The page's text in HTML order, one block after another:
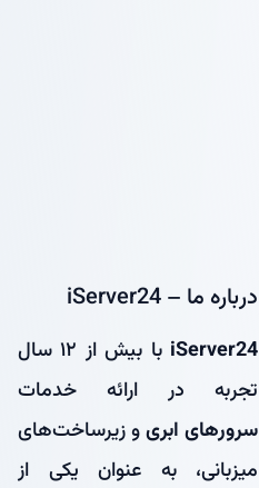
درباره ما – iServer24
iServer24
با بیش از ۱۲ سال
تجربه در ارائه خدمات
سرورهای ابریو زیرساخت‌های
میزبانی، به عنوان یکی از